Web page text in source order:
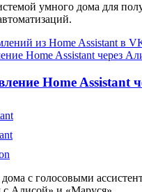
умного дома для
Home Assistant
с голосовыми